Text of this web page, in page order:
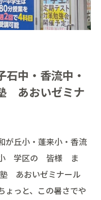
中・香流中・
あおいゼミナ
丘小・蓬来小・香流
小 学区の 皆様 ま
塾 あおいゼミナール
ょっと、この暑さでや